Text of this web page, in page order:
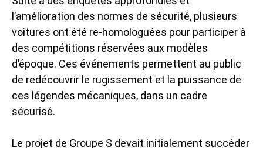
l’amélioration des normes de sécurité, plusieurs
voitures ont été re-homologuées pour participer à
des compétitions réservées aux modèles
d’époque. Ces événements permettent au public
de redécouvrir le rugissement et la puissance de
ces légendes mécaniques, dans un cadre
sécurisé.
Le projet de Groupe S devait initialement succéder